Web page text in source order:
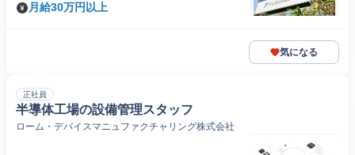
月給30万円以上
気になる
正社員
半導体工場の設備管理スタッフ
ローム・デバイスマニュファクチャリング株式会社